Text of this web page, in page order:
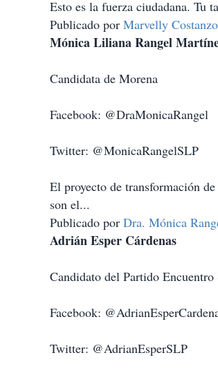
Esto es la fuerza ciudadana. Tu
Publicado por Marvelly Costanzo
Mónica Liliana Rangel
Candidata de Morena
Facebook: @DraMonicaRangel
Twitter: @MonicaRangelSLP
El proyecto de transformación
son el...
Publicado por Dra. Mónica
Adrián Esper Cárdenas
Candidato del Partido Encuentro
Facebook:
Twitter: @AdrianEsperSLP